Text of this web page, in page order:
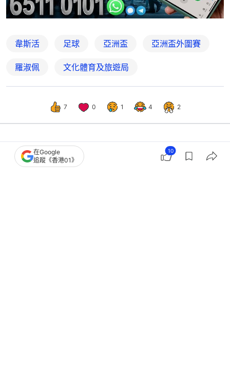
韋斯活 足球 亞洲盃 亞洲盃外圍賽
羅淑佩 文化體育及旅遊局
7 0 1 4 2
體育 即時體育
韋斯活離任｜貫徹搶口留下十大金句
在Google
追蹤《香港01》
10